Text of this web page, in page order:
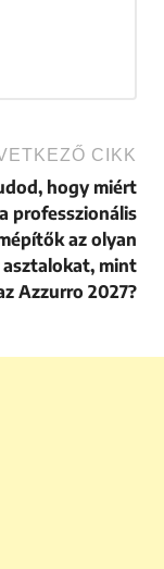
CIKK
hogy miért
professzionális
az olyan
asztalokat, mint
Azzurro 2027?